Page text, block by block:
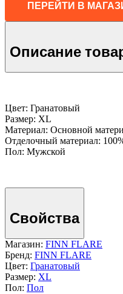
ПЕРЕЙТИ В
Описание
Цвет: Гранатовый
Размер: XL
Материал: Основной
Отделочный материал:
Пол: Мужской
Свойства
Магазин: FINN FLARE
Бренд: FINN FLARE
Цвет: Гранатовый
Размер: XL
Пол: Пол